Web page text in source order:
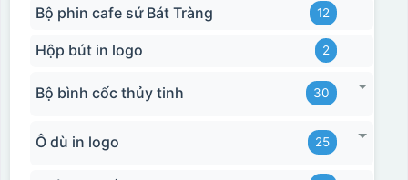
Bộ phin cafe sứ Bát Tràng 12
Hộp bút in logo 2
Bộ bình cốc thủy tinh 30
Ô dù in logo 25